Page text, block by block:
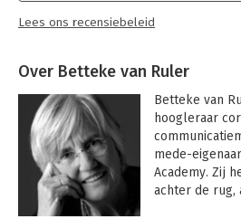
Lees ons recensiebeleid
Over Betteke van Ruler
Betteke van
hoogleraar
mede-
Academy. Zij
achter de rug,